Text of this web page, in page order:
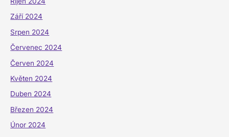
Září 2024
Srpen 2024
Červenec 2024
Červen 2024
Květen 2024
Duben 2024
Březen 2024
Únor 2024